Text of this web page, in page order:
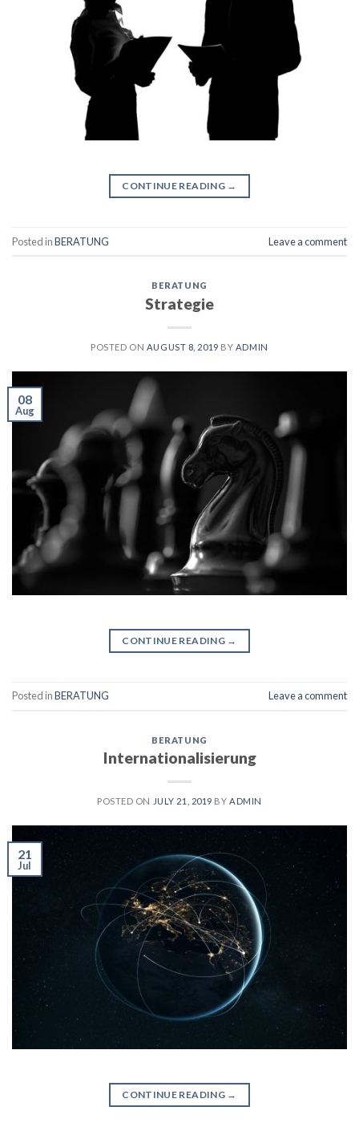
CONTINUE READING →
Posted inBERATUNG Leave a comment
BERATUNG
Strategie
POSTED ON AUGUST 8, 2019 BY ADMIN
08
Aug
CONTINUE READING →
Posted inBERATUNG Leave a comment
BERATUNG
Internationalisierung
POSTED ON JULY 21, 2019 BYADMIN
21
Jul
CONTINUE READING →